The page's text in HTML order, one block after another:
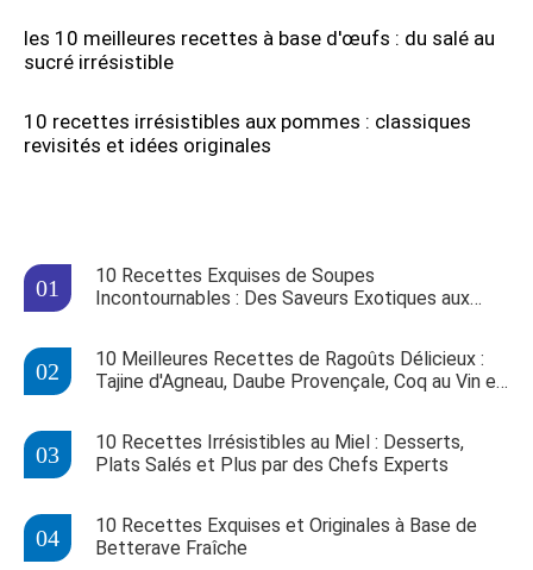
les 10 meilleures recettes à base d'œufs : du salé au
sucré irrésistible
10 recettes irrésistibles aux pommes : classiques
revisités et idées originales
10 Recettes Exquises de Soupes
Incontournables : Des Saveurs Exotiques aux
10 Meilleures Recettes de Ragoûts Délicieux :
Tajine d'Agneau, Daube Provençale, Coq au Vin et
10 Recettes Irrésistibles au Miel : Desserts,
Plats Salés et Plus par des Chefs Experts
10 Recettes Exquises et Originales à Base de
Betterave Fraîche